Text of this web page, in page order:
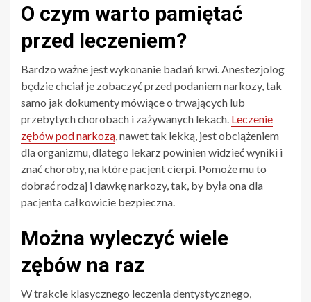
O czym warto pamiętać
przed leczeniem?
Bardzo ważne jest wykonanie badań krwi. Anestezjolog
będzie chciał je zobaczyć przed podaniem narkozy, tak
samo jak dokumenty mówiące o trwających lub
przebytych chorobach i zażywanych lekach. Leczenie
zębów pod narkozą, nawet tak lekką, jest obciążeniem
dla organizmu, dlatego lekarz powinien widzieć wyniki i
znać choroby, na które pacjent cierpi. Pomoże mu to
dobrać rodzaj i dawkę narkozy, tak, by była ona dla
pacjenta całkowicie bezpieczna.
Można wyleczyć wiele
zębów na raz
W trakcie klasycznego leczenia dentystycznego,